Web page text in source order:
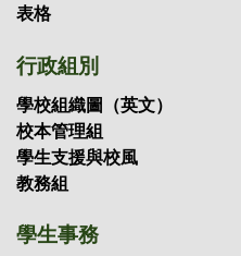
表格
行政組別
學校組織圖（英文）
校本管理組
學生支援與校風
教務組
學生事務